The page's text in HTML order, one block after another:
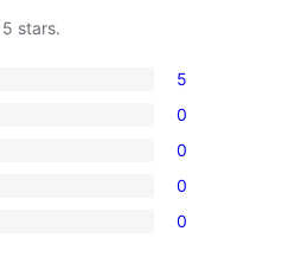
stars.
5
0
0
0
0